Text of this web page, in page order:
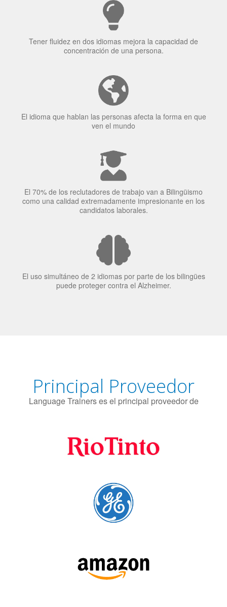
idioma?
Tener fluidez en dos idiomas mejora la capacidad de
concentración de una persona.
El idioma que hablan las personas afecta la forma en que
ven el mundo
El 70% de los reclutadores de trabajo van a Bilingüismo
como una calidad extremadamente impresionante en los
candidatos laborales.
Principal Proveedor
Language Trainers es el principal proveedor de